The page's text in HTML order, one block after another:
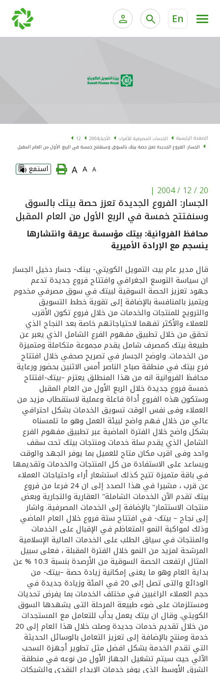
En
الخدمات المصرفية الإلكترونية للشركات
البطاقات
"برامج العملاء"
الاستثمار
القنوات المصرفية
أدوات وخدمات
خدمات ما بعد البيع
اتصل بنا
مواقع الفروع وأجهزة الصرف الآلي
ألمانيا
ماليزيا
تركيا
مصر
المملكة المتحدة
مملكة البحرين
الصفحة الرئيسية الخدمات المصرفية للأفراد الأخبار2004
12
الجسار: الفروع الجديدة تعزز حصة بيتك بالسوق وسنفتتح خمسة في الربع الأول من العام المقبل
A
A
A استمع
20 / 12 / 2004
|
الجسار: الفروع الجديدة تعزز حصة بيتك بالسوق
وسنفتتح خمسة في الربع الأول من العام المقبل
محافظ الفروانية: بيتك مؤسسة عريقة وانتشارها
ينسجم مع الإرادة الأميرية
قال مدير عام بيت التمويل الكويتي- بيتك- جسار دخيل الجسار
ان سياسة التوسع الجغرافي وافتتاح فروع جديدة تدعم
جهود تعزيز الحصة السوقية لبيتك في سوق مصرفي مخدوم
ويتميز بالمنافسة بالإضافة إلى تقوية خطط التسويق
والترويج للمنتجات والخدمات من خلال فروع تكون الأقرب
للعملاء والأكثر تفهما لاحتياجاتهم خاصة بعد النجاح الذي
تحقق من خلال تطبيق مفهوم الفرع الشامل الذي يعبر عن
طبيعة بيتك كمصرف شامل يقدم مجموعة متكاملة ومتميزة
من الخدمات. واوضح الجسار في تصريح صحفي خلال افتتاح
فرع بيتك في منطقة صباح الناصر أمس الاثنين بحضور ورعاية
محافظ الفروانية انه من هذا المنطلق يعتزم –بيتك-افتتاح
خمسة فروع جديدة خلال الربع الأول من العام المقبل
وستكون هذه الفروع أداة فاعلة وعملية لاستقطاب مزيد من
العملاء وفى نفس الوقت تسويق الخدمات بشكل احترافي
عالي من خلال فهم واضح لبيئة العمل وهو ما تلمسناه
بشكل واضح خلال الفترة الماضية عبر تطبيق مفهوم الفرع
الشامل الذي يقدم سلة خدمات ومنتجات بيتك تحت سقف
واحد وفى اقرب مكان متاح للعميل بما يوفر الجهد والوقت
ويساعد على الاستفادة من كل المنتجات والخدمات وتقديمها
في باقة متميزة تتيح كذلك استشعار أراء واحتياجات العملاء
عن قرب ، مشيرا في هذا الصدد إلى ان 24 فرعا من فروع
بيتك تقدم الآن الخدمات الشاملة" العقارية والتجارية وبعض
منتجات الاستثمار" بالإضافة إلى الخدمات المصرفية. واشار
إلى نجاح – بيتك- في افتتاح ستة فروع خلال العام الماضي
وذلك لمواكبة النمو المتعاظم في الإقبال على الخدمات
والمنتجات في سياق الطلب على الخدمات المالية الإسلامية
المرشحة لمزيد من النمو خلال الفترة المقبلة ، فعلى سبيل
المثال ارتفعت الحصة السوقية من الأرصدة بنسبة 10.3 % عن
بداية العام وهو ما يعنى إمكانية زيادة حصة –بيتك- من
الودائع والتى تصل إلى 20 في المئة وزيادة جديدة في
حجم العملاء الراغبين في مختلف الخدمات بما يفرض تحديات
ومستلزمات على ضوء طبيعة المرحلة التى يشهدها السوق
الكويتي. وقال ان بيتك يعمل بدأب للتعامل مع المستجدات
من خلال تقديم خدمات جديدة وصلت خلال هذا العام إلى 20
خدمة ومنتج بالإضافة إلى تعزيز التعامل بالوسائل الحديثة
التي تقدم الخدمة بشكل افضل مثل تطوير أجهزة السحب
الآلي حيث سيتم تشغيل الجهاز الأول من نوعه في منطقة
الشرق الأوسط الذي يوفر خدمات الإيداع النقدي والشيكات